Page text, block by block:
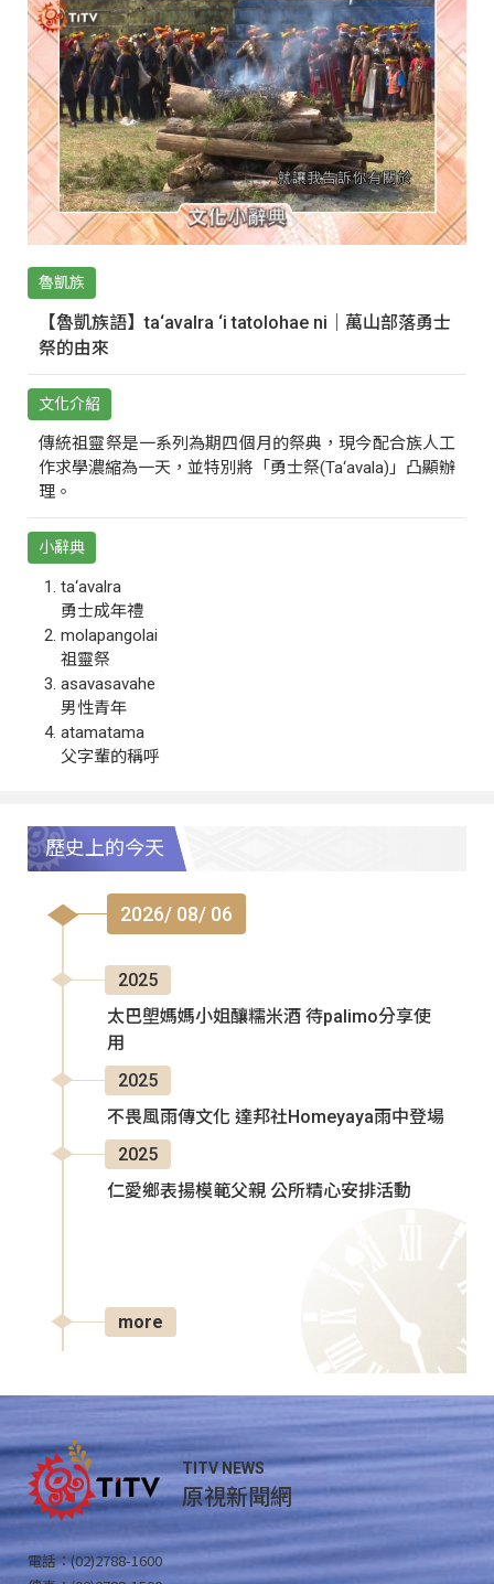
魯凱族
【魯凱族語】ta‘avalra ‘i tatolohae ni｜萬山部落勇士
祭的由來
文化介紹
傳統祖靈祭是一系列為期四個月的祭典，現今配合族人工
作求學濃縮為一天，並特別將「勇士祭(Ta‘avala)」凸顯辦
理。
小辭典
ta‘avalra
勇士成年禮
molapangolai
祖靈祭
asavasavahe
男性青年
atamatama
父字輩的稱呼
歷史上的今天
2026/ 08/ 06
2025
太巴塱媽媽小姐釀糯米酒 待palimo分享使
用
2025
不畏風雨傳文化 達邦社Homeyaya雨中登場
2025
仁愛鄉表揚模範父親 公所精心安排活動
more
TITV NEWS
原視新聞網
電話：(02)2788-1600